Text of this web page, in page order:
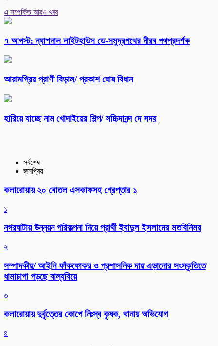
এ সম্পর্কিত আরও খবর
৭ আগস্ট: ন্যাশনাল লাইটহাউস ডে-সমুদ্রপথের নীরব পথপ্রদর্শক
আরামপ্রিয় প্রাণী বিড়াল/ প্রকাশ ঘোষ বিধান
হারিয়ে যাচ্ছে নাম খোদাইয়ের শিল্প/ সচ্চিদানন্দ দে সদয়
সর্বশেষ
জনপ্রিয়
কলারোয়ায় ২০ বোতল এসকাফসহ গ্রেপ্তার ১
১
নগরঘাটায় উন্নয়ন পরিকল্পনা নিয়ে প্রার্থী ইবাদুল ইসলামের মতবিনিময়
২
সম্পাদকীয়/ আইনি ফাঁকফোকর ও প্রশাসনিক দায় এড়ানোর সংস্কৃতিতে
ধামাচাপা পড়ছে বাল্যবিয়ে
৩
কলারোয়ায় দুর্বৃত্তের কোপে নিঃস্ব কৃষক, থানায় অভিযোগ
৪